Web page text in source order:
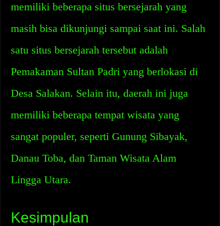
memiliki beberapa situs bersejarah yang
masih bisa dikunjungi sampai saat ini. Salah
satu situs bersejarah tersebut adalah
Pemakaman Sultan Padri yang berlokasi di
Desa Salakan. Selain itu, daerah ini juga
memiliki beberapa tempat wisata yang
sangat populer, seperti Gunung Sibayak,
Danau Toba, dan Taman Wisata Alam
Lingga Utara.
Kesimpulan